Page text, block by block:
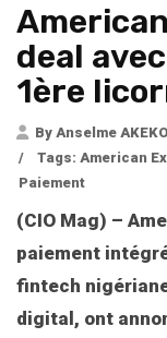
deal
1ère
By Anselme AKEKO
/
Tags: American
Paiement
(CIO Mag) –
paiement
fintech
digital, ont